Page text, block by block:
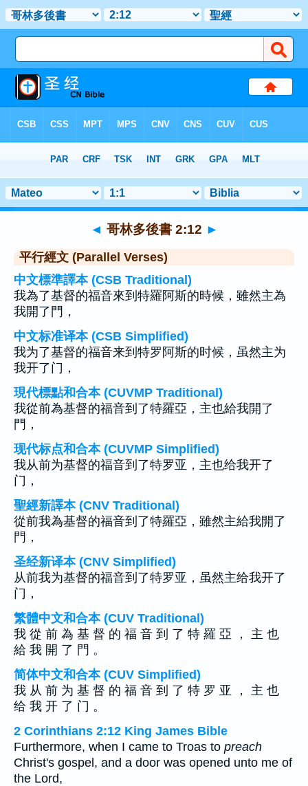
章 2 > 聖經金句 12
◄ 哥林多後書 2:12 ►
平行經文 (Parallel Verses)
中文標準譯本 (CSB Traditional)
我為了基督的福音來到特羅阿斯的時候，雖然主為
我開了門，
中文标准译本 (CSB Simplified)
我为了基督的福音来到特罗阿斯的时候，虽然主为
我开了门，
現代標點和合本 (CUVMP Traditional)
我從前為基督的福音到了特羅亞，主也給我開了
門，
现代标点和合本 (CUVMP Simplified)
我从前为基督的福音到了特罗亚，主也给我开了
门，
聖經新譯本 (CNV Traditional)
從前我為基督的福音到了特羅亞，雖然主給我開了
門，
圣经新译本 (CNV Simplified)
从前我为基督的福音到了特罗亚，虽然主给我开了
门，
繁體中文和合本 (CUV Traditional)
我 從 前 為 基 督 的 福 音 到 了 特 羅 亞 ， 主 也
給 我 開 了 門 。
简体中文和合本 (CUV Simplified)
我 从 前 为 基 督 的 福 音 到 了 特 罗 亚 ， 主 也
给 我 开 了 门 。
2 Corinthians 2:12 King James Bible
Furthermore, when I came to Troas to preach
Christ's gospel, and a door was opened unto me of
the Lord,